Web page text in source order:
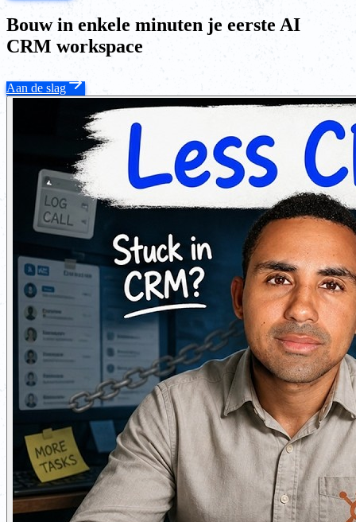
Bouw in enkele minuten je eerste AI
CRM workspace
Aan de slag